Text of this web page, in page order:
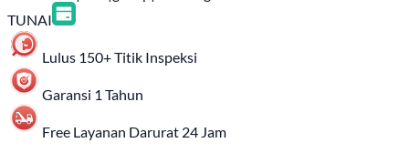
TUNAI
Lulus 150+ Titik Inspeksi
Garansi 1 Tahun
Free Layanan Darurat 24 Jam